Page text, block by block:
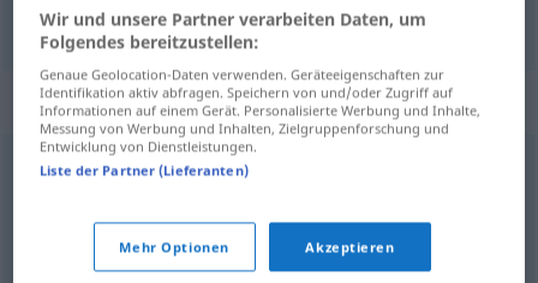
усет Sinn Gefühl
Synonyme für "Sinn"
Sendung,Berufung,Zweck
,Zweck
Wir und unsere Partner verarbeiten Daten, um
Folgendes bereitzustellen:
Genaue Geolocation-Daten verwenden. Geräteeigenschaften zur
Identifikation aktiv abfragen. Speichern von und/oder Zugriff auf
Informationen auf einem Gerät. Personalisierte Werbung und Inhalte,
Messung von Werbung und Inhalten, Zielgruppenforschung und
Entwicklung von Dienstleistungen.
Liste der Partner (Lieferanten)
Mehr Optionen Akzeptieren